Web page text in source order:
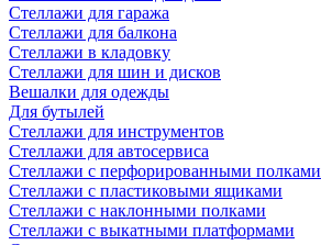
Стеллажи для гаража
Стеллажи для балкона
Стеллажи в кладовку
Стеллажи для шин и дисков
Вешалки для одежды
Для бутылей
Стеллажи для инструментов
Стеллажи для автосервиса
Стеллажи с перфорированными полками
Стеллажи с пластиковыми ящиками
Стеллажи с наклонными полками
Стеллажи с выкатными платформами